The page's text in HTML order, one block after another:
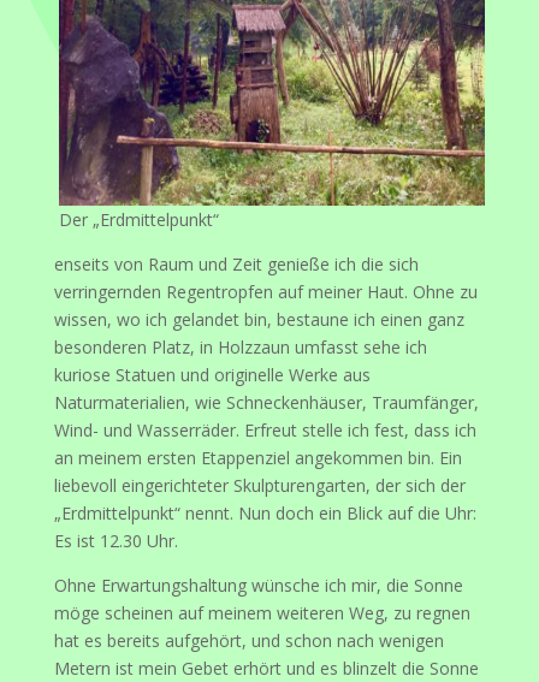
Der „Erdmittelpunkt“
enseits von Raum und Zeit genieße ich die sich
verringernden Regentropfen auf meiner Haut. Ohne zu
wissen, wo ich gelandet bin, bestaune ich einen ganz
besonderen Platz, in Holzzaun umfasst sehe ich
kuriose Statuen und originelle Werke aus
Naturmaterialien, wie Schneckenhäuser, Traumfänger,
Wind- und Wasserräder. Erfreut stelle ich fest, dass ich
an meinem ersten Etappenziel angekommen bin. Ein
liebevoll eingerichteter Skulpturengarten, der sich der
„Erdmittelpunkt“ nennt. Nun doch ein Blick auf die Uhr:
Es ist 12.30 Uhr.
Ohne Erwartungshaltung wünsche ich mir, die Sonne
möge scheinen auf meinem weiteren Weg, zu regnen
hat es bereits aufgehört, und schon nach wenigen
Metern ist mein Gebet erhört und es blinzelt die Sonne